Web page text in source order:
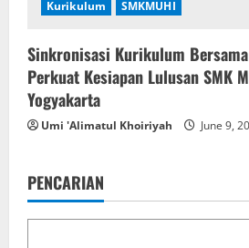
Kurikulum SMKMUHI
Sinkronisasi Kurikulum
Perkuat Kesiapan Lulusan SMK
Yogyakarta
Umi 'Alimatul Khoiriyah June 9,
PENCARIAN